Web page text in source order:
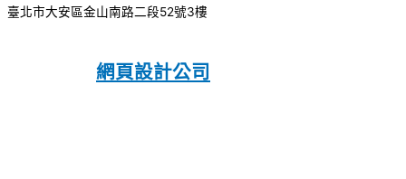
臺北市大安區金山南路二段52號3樓
網頁設計公司